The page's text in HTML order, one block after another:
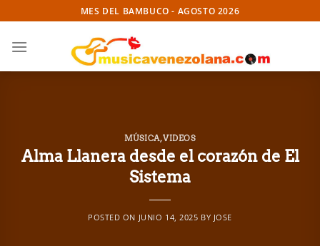
to
content
MES DEL BAMBUCO - AGOSTO 2026
MÚSICA,VIDEOS
Alma Llanera desde el corazón de El
Sistema
POSTED ON JUNIO 14, 2025 BY JOSE